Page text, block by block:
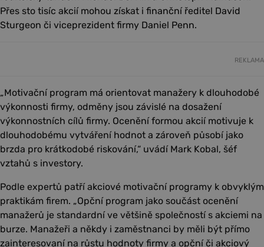
Přes sto tisíc akcií mohou získat i finanční ředitel David
Sturgeon či viceprezident firmy Daniel Penn.
REKLAMA
„Motivační program má orientovat manažery k dlouhodobé
výkonnosti firmy, odměny jsou závislé na dosažení
výkonnostních cílů firmy. Ocenění formou akcií motivuje k
dlouhodobému vytváření hodnot a zároveň působí jako
brzda pro krátkodobé riskování,“ uvádí Mark Kobal, šéf
vztahů s investory.
Podle expertů patří akciové motivační programy k obvyklým
praktikám firem. „Opční program jako součást ocenění
manažerů je standardní ve většině společností s akciemi na
burze. Manažeři a někdy i zaměstnanci by měli být přímo
zainteresovaní na růstu hodnoty firmy a opční či akciový